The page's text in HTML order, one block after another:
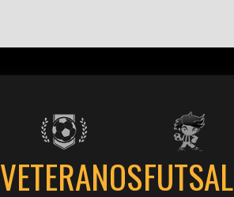
VETERANOSFUTSAL